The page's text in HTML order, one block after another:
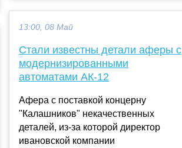
13:00, 08 Май
Стали известны детали аферы с
модернизированными
автоматами АК-12
Афера с поставкой концерну
"Калашников" некачественных
деталей, из-за которой директор
ивановской компании